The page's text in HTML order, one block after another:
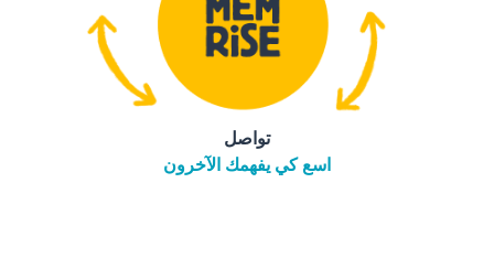
تواصل
اسع كي يفهمك الآخرون